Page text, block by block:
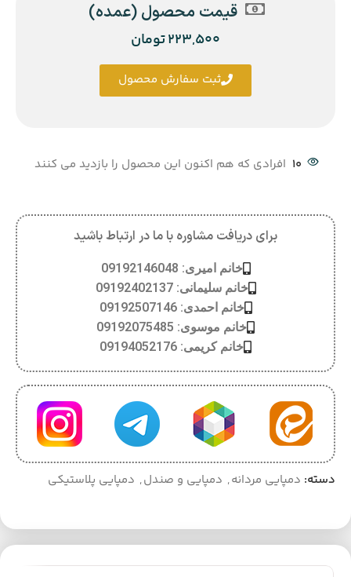
10 افرادی که هم اکنون این محصول را بازدید می کنند
برای دریافت مشاوره با ما در ارتباط باشید
خانم امیری: 09192146048
خانم سلیمانی: 09192402137
خانم احمدی: 09192507146
خانم موسوی: 09192075485
خانم کریمی: 09194052176
دسته: دمپایی مردانه, دمپایی و صندل, دمپایی پلاستیکی
قیمت محصول (عمده)
223,500تومان
ثبت سفارش محصول